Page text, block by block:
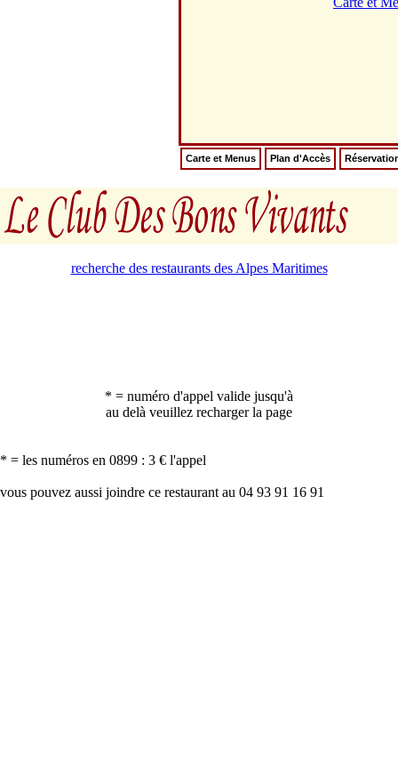
Carte et Menus Plan d'Accès
recherche des restaurants des Alpes Maritimes
* = numéro d'appel valide jusqu'à
au delà veuillez recharger la page
* = les numéros en 0899 : 3 € l'appel
vous pouvez aussi joindre ce restaurant au 04 93 91 16 91